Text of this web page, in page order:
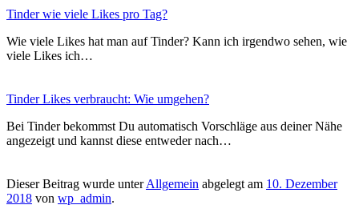
Tinder wie viele Likes pro Tag?
Wie viele Likes hat man auf Tinder? Kann ich irgendwo sehen, wie
viele Likes ich…
Tinder Likes verbraucht: Wie umgehen?
Bei Tinder bekommst Du automatisch Vorschläge aus deiner Nähe
angezeigt und kannst diese entweder nach…
Dieser Beitrag wurde unterAllgemein abgelegt am 10. Dezember
2018 von wp_admin.